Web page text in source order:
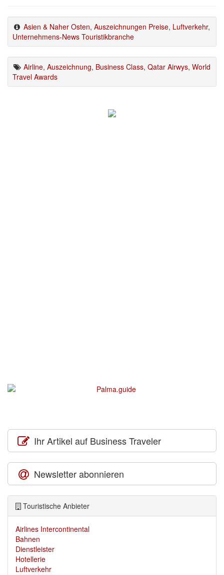
Asien & Naher Osten, Auszeichnungen Preise, Luftverkehr,
Unternehmens-News Touristikbranche
Airline, Auszeichnung, Business Class, Qatar Airwys, World
Travel Awards
Ihr Artikel auf Business Traveler
Newsletter abonnieren
Touristische Anbieter
Airlines Intercontinental
Bahnen
Dienstleister
Hotellerie
Luftverkehr